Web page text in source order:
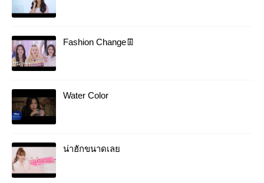
Fashion Change👖
Water Color
น่าฮักขนาดเลย